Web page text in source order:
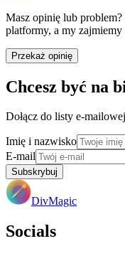
Masz opinię lub problem?
platformy, a my zajmiemy
Przekaż opinię
Chcesz być na
Dołącz do listy e-
Imię i nazwisko
E-mail
Subskrybuj
DivMagic
Socials